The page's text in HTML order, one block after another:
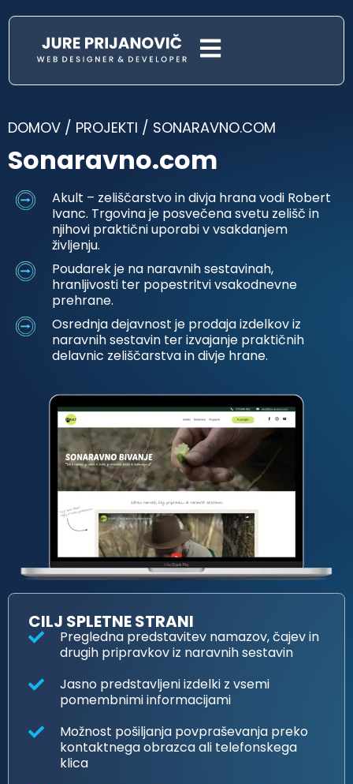
DOMOV / PROJEKTI / SONARAVNO.COM
Sonaravno.com
Akult – zeliščarstvo in divja hrana vodi Robert
Ivanc. Trgovina je posvečena svetu zelišč in
njihovi praktični uporabi v vsakdanjem
življenju.
Poudarek je na naravnih sestavinah,
hranljivosti ter popestritvi vsakodnevne
prehrane.
Osrednja dejavnost je prodaja izdelkov iz
naravnih sestavin ter izvajanje praktičnih
delavnic zeliščarstva in divje hrane.
CILJ SPLETNE STRANI
Pregledna predstavitev namazov, čajev in
drugih pripravkov iz naravnih sestavin
Jasno predstavljeni izdelki z vsemi
pomembnimi informacijami
Možnost pošiljanja povpraševanja preko
kontaktnega obrazca ali telefonskega
klica